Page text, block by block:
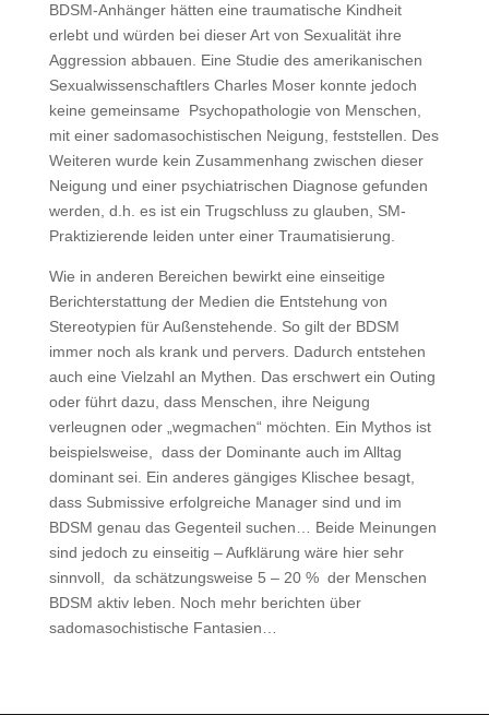
BDSM-Anhänger hätten eine traumatische Kindheit
erlebt und würden bei dieser Art von Sexualität ihre
Aggression abbauen. Eine Studie des amerikanischen
Sexualwissenschaftlers Charles Moser konnte jedoch
keine gemeinsame Psychopathologie von Menschen,
mit einer sadomasochistischen Neigung, feststellen. Des
Weiteren wurde kein Zusammenhang zwischen dieser
Neigung und einer psychiatrischen Diagnose gefunden
werden, d.h. es ist ein Trugschluss zu glauben, SM-
Praktizierende leiden unter einer Traumatisierung.
Wie in anderen Bereichen bewirkt eine einseitige
Berichterstattung der Medien die Entstehung von
Stereotypien für Außenstehende. So gilt der BDSM
immer noch als krank und pervers. Dadurch entstehen
auch eine Vielzahl an Mythen. Das erschwert ein Outing
oder führt dazu, dass Menschen, ihre Neigung
verleugnen oder „wegmachen“ möchten. Ein Mythos ist
beispielsweise, dass der Dominante auch im Alltag
dominant sei. Ein anderes gängiges Klischee besagt,
dass Submissive erfolgreiche Manager sind und im
BDSM genau das Gegenteil suchen… Beide Meinungen
sind jedoch zu einseitig – Aufklärung wäre hier sehr
sinnvoll, da schätzungsweise 5 – 20 % der Menschen
BDSM aktiv leben. Noch mehr berichten über
sadomasochistische Fantasien…